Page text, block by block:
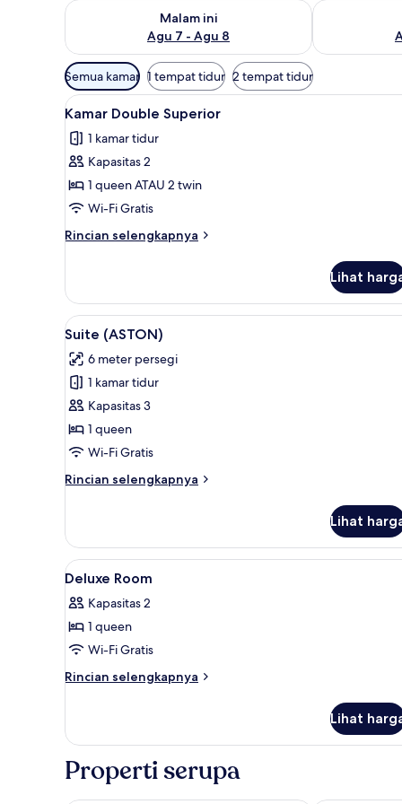
Malam ini
Agu 7 - Agu 8
Periksa ketersediaan untuk malam ini Agu 7 - Agu 8
Periksa
Filter
tersedia
untuk
kamar
Semua kamar 1 tempat tidur 2 tempat tidur
Lihat
semua
foto
untuk
Kamar
Double
Superior
Kamar Double Superior |
6
Kamar Double Superior
1 kamar tidur
Kapasitas 2
1 queen ATAU 2 twin
Wi-Fi Gratis
Rincian selengkapnya
Rincian
Kamar
Double
Superior
Lihat
Lihat
semua
foto
untuk
Suite
(ASTON)
Suite (ASTON) | Minibar,
3
Suite (ASTON)
6 meter persegi
1 kamar tidur
Kapasitas 3
1 queen
Wi-Fi Gratis
Rincian selengkapnya
Rincian
Suite
(ASTON)
Lihat
Lihat
semua
foto
untuk
Deluxe
Room
Minibar, brankas, meja kerja,
3
Deluxe Room
Kapasitas 2
1 queen
Wi-Fi Gratis
Rincian selengkapnya
Rincian
Deluxe
Lihat
Properti serupa